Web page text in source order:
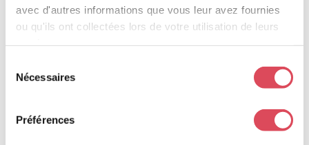
avec d'autres informations que vous leur avez fournies
ou qu'ils ont collectées lors de votre utilisation de leurs
Nécessaires
Préférences
, le Completer est un trésor
renouveau, porté par des vignerons passionnés